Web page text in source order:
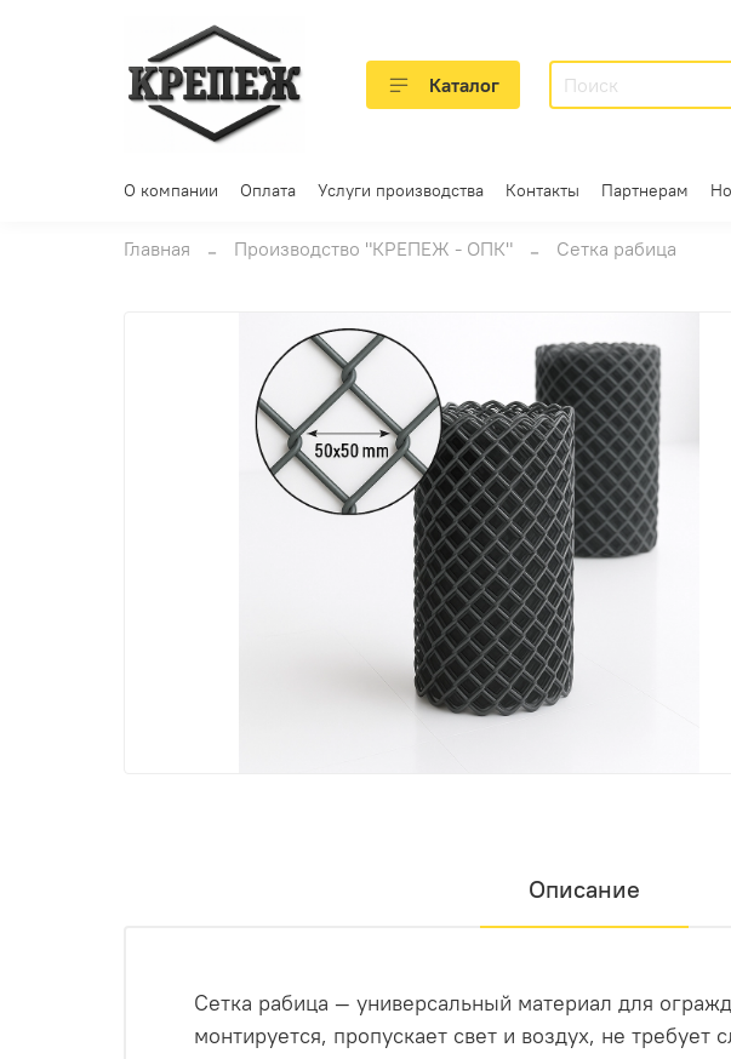
Каталог
О компании Оплата Услуги производства Контакты Партнерам
Главная Производство "КРЕПЕЖ - ОПК" Сетка рабица
Описание
Сетка рабица — универсальный материал для
монтируется, пропускает свет и воздух, не требует